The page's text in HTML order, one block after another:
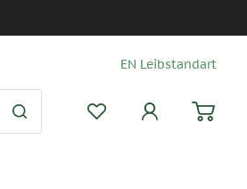
EN Leibstandart